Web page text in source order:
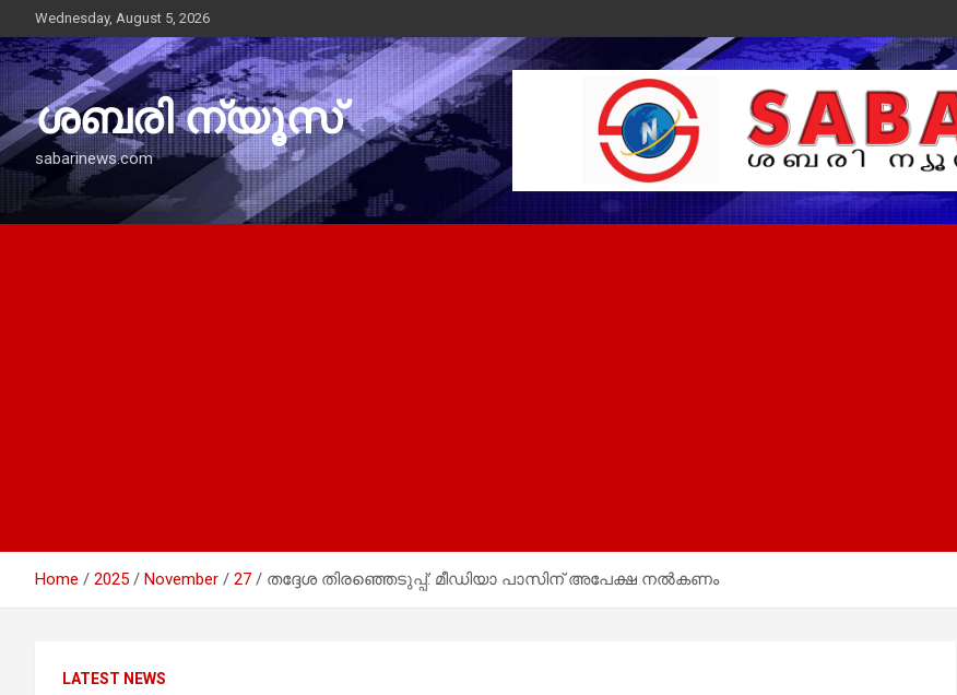
to
content
Wednesday, August 5, 2026
ശബരി ന്യൂസ്
sabarinews.com
Home 2025 November 27 തദ്ദേശ തിരഞ്ഞെടുപ്പ്: മീഡിയാ പാസിന് അപേക്ഷ നൽകണം
LATEST NEWS